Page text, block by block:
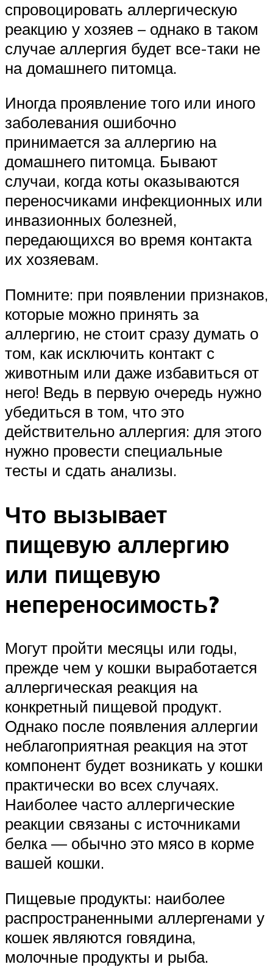
спровоцировать аллергическую
реакцию у хозяев – однако в таком
случае аллергия будет все-таки не
на домашнего питомца.
Иногда проявление того или иного
заболевания ошибочно
принимается за аллергию на
домашнего питомца. Бывают
случаи, когда коты оказываются
переносчиками инфекционных или
инвазионных болезней,
передающихся во время контакта
их хозяевам.
Помните: при появлении признаков,
которые можно принять за
аллергию, не стоит сразу думать о
том, как исключить контакт с
животным или даже избавиться от
него! Ведь в первую очередь нужно
убедиться в том, что это
действительно аллергия: для этого
нужно провести специальные
тесты и сдать анализы.
Что вызывает
пищевую аллергию
или пищевую
непереносимость?
Могут пройти месяцы или годы,
прежде чем у кошки выработается
аллергическая реакция на
конкретный пищевой продукт.
Однако после появления аллергии
неблагоприятная реакция на этот
компонент будет возникать у кошки
практически во всех случаях.
Наиболее часто аллергические
реакции связаны с источниками
белка — обычно это мясо в корме
вашей кошки.
Пищевые продукты: наиболее
распространенными аллергенами у
кошек являются говядина,
молочные продукты и рыба.